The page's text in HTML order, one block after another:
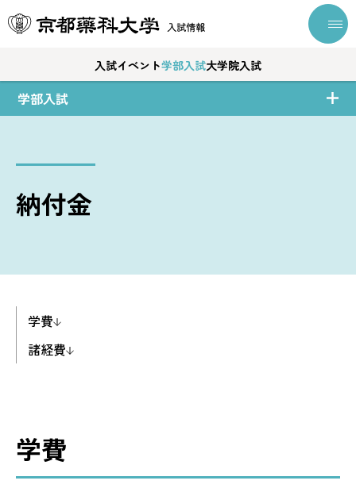
入試イベント学部入試大学院入試
学部入試
納付金
学費
諸経費
学費